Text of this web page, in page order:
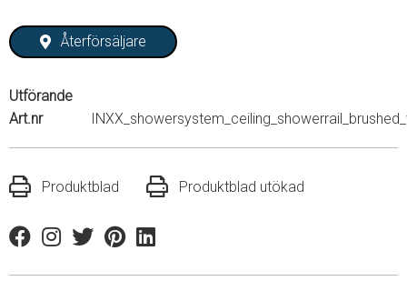
Återförsäljare
Utförande
Art.nr
Produktblad Produktblad utökad
FacebookInstagram
TwitterPinterestLinkedin